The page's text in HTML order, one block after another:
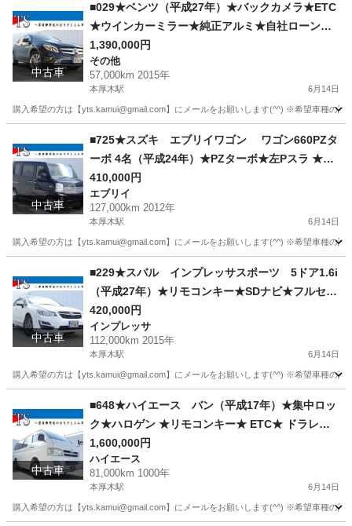
中古車
■029★ベンツ（平成27年）★バックカメラ★ETC
★ウインカーミラー★純正アルミ★自社ローン★
金利無し★通過率９０％★車体だけ販売できる★
来店不要で買える★リモート商談できる★神奈川
県厚木市発★業者なので安心★カスタムも車検も
1,390,000円
その他
57,000km 2015年
本厚木駅 6月14日
購入希望の方は【yts.kamui@gmail.com】にメールをお願いします(^^) ※希望車種
本厚木駅 エンジン
中古車
■725★スズキ エブリイワゴン ワゴン660PZタ
ーボ 4名（平成24年）★PZターボ★左Pスラ ★SD
ナビ★ ワンセグ★ ETC★ フォグ ★純AW★自社ロ
ーン★金利無し★通過率９０％★車体だけ販売で
きる★来店不要で買える★リモート商談できる★
410,000円
エブリイ
127,000km 2012年
本厚木駅 6月14日
購入希望の方は【yts.kamui@gmail.com】にメールをお願いします(^^) ※希望車種
本厚木駅 エブリイ ターボ
中古車
■229★スバル インプレッサスポーツ 5ドア1.6i
（平成27年）★リモコンキー★SDナビ★フルセグ
★ヘッドライトレベライザー★キセノンヘッドラ
イト★ETC★トラクションコントロール★ドアバ
イザー★フロアマット★社外AW★自社ローン★金
厚木市発★業者なので安心★カスタムも車検もで
きます★
420,000円
インプレッサ
112,000km 2015年
本厚木駅 6月14日
購入希望の方は【yts.kamui@gmail.com】にメールをお願いします(^^) ※希望車種
本厚木駅 インプレッサ ドアバイザー
中古車
■648★ハイエース バン（平成17年）★集中ロッ
ク★ハロゲン ★リモコンキー★ ETC★ ドラレコ
★ラジオオーディオ★ ★自社ローン★金利無し★
通過率９０％★車体だけ販売できる★来店不要で
買える★リモート商談できる★神奈川県厚木市発
1,600,000円
ハイエース
81,000km 1000年
本厚木駅 6月14日
購入希望の方は【yts.kamui@gmail.com】にメールをお願いします(^^) ※希望車種